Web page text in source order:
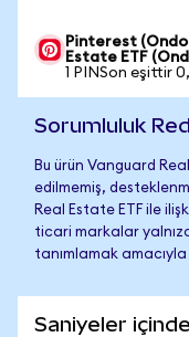
Pinterest
Estate ETF
1 PINSon eşittir
Sorumluluk
Bu ürün Vanguard
edilmemiş,
Real Estate ETF ile
ticari markalar
tanımlamak amacıyla
Saniyeler